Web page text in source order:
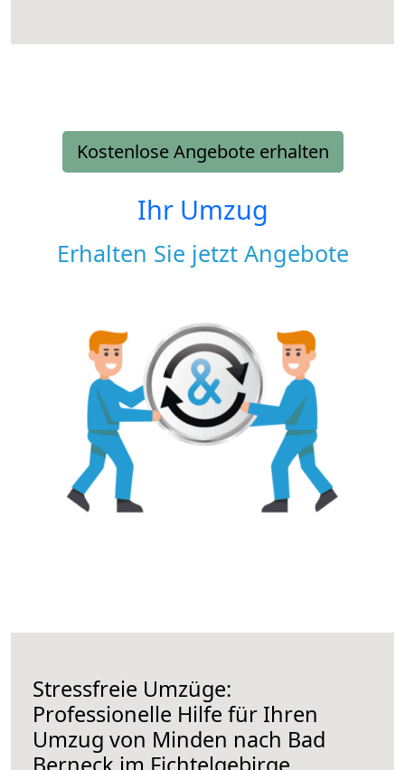
Kostenlose Angebote erhalten
Ihr Umzug
Erhalten Sie jetzt Angebote
Stressfreie Umzüge:
Professionelle Hilfe für Ihren
Umzug von Minden nach Bad